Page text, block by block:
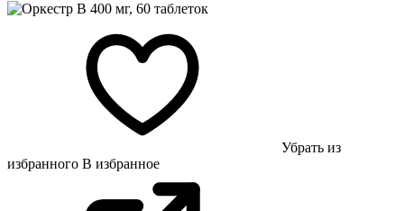
Убрать из
избранного В избранное